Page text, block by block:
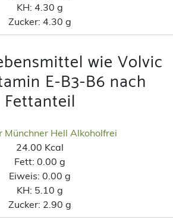
KH: 4.30 g
Zucker: 4.30 g
wie Volvic
E-B3-B6 nach
Fettanteil
Münchner Hell Alkoholfrei
24.00 Kcal
Fett: 0.00 g
Eiweis: 0.00 g
KH: 5.10 g
Zucker: 2.90 g